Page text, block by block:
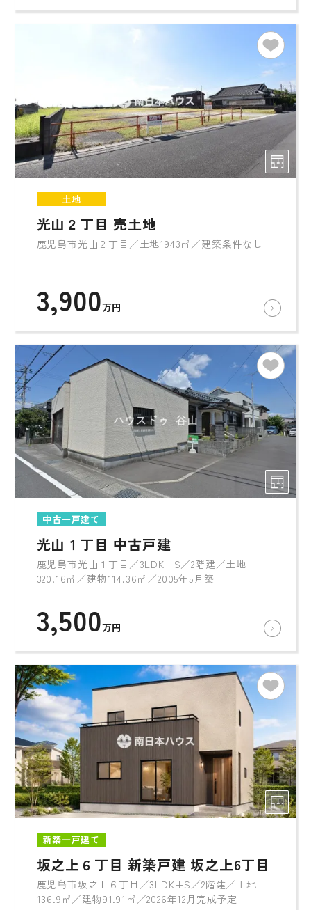
土地
光山２丁目 売土地
鹿児島市光山２丁目／土地1943㎡／建築条件なし
3,900万円
中古一戸建て
光山１丁目 中古戸建
鹿児島市光山１丁目／3LDK+S／2階建／土地
320.16㎡／建物114.36㎡／2005年5月築
3,500万円
新築一戸建て
坂之上６丁目 新築戸建 坂之上6丁目
鹿児島市坂之上６丁目／3LDK+S／2階建／土地
136.9㎡／建物91.91㎡／2026年12月完成予定